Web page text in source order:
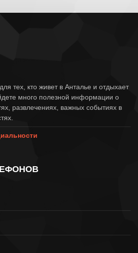
тех, кто живет в Анталье и отдыхает
много полезной информации о
развлечениях, важных событиях в